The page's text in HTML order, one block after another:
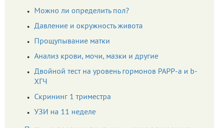
Можно ли определить пол?
Давление и окружность живота
Прощупывание матки
Анализ крови, мочи, мазки и другие
Двойной тест на уровень гормонов PAPP-a и b-
ХГЧ
Скрининг 1 триместра
УЗИ на 11 неделе